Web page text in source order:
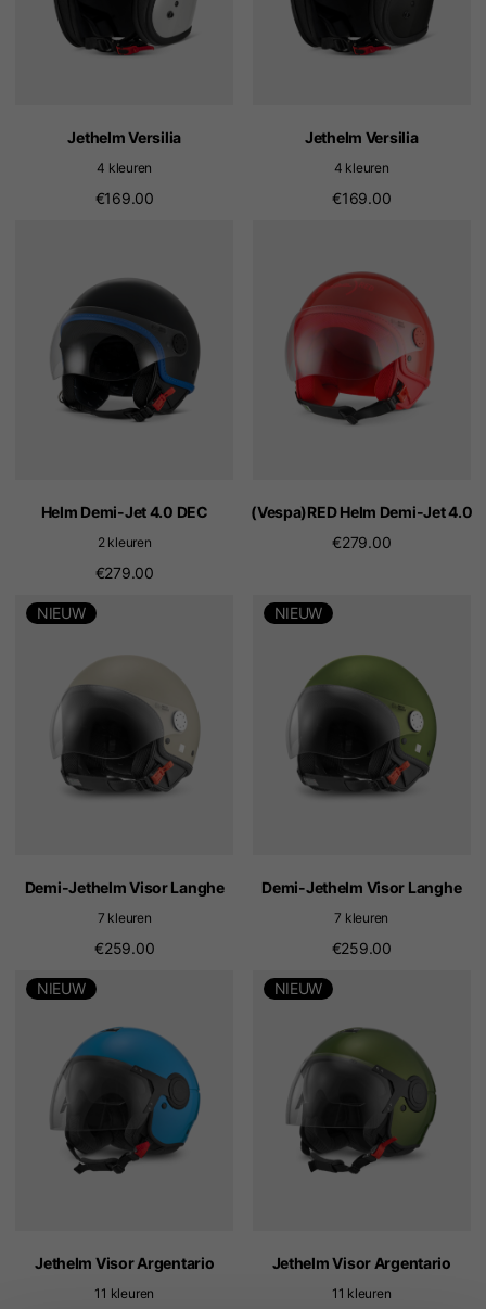
Jethelm Versilia
4 kleuren
€169.00
Jethelm Versilia
4 kleuren
€169.00
Helm Demi-Jet 4.0 DEC
2 kleuren
€279.00
(Vespa)RED Helm Demi-Jet 4.0
€279.00
NIEUW
Demi-Jethelm Visor Langhe
7 kleuren
€259.00
NIEUW
Demi-Jethelm Visor Langhe
7 kleuren
€259.00
NIEUW
Jethelm Visor Argentario
11 kleuren
NIEUW
Jethelm Visor Argentario
11 kleuren